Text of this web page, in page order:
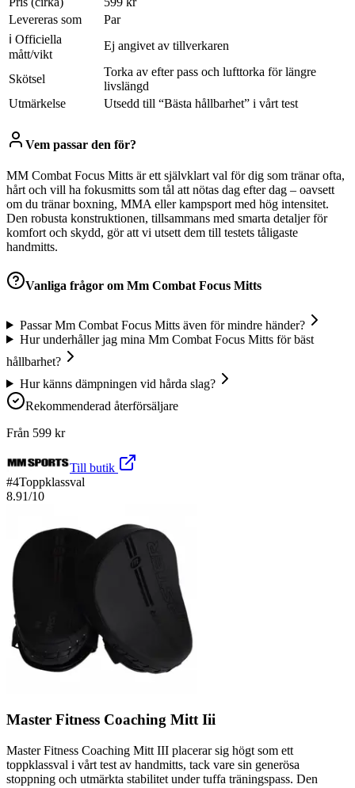
Levereras som
Par
ℹ Officiella
mått/vikt
Ej angivet av tillverkaren
Skötsel
Torka av efter pass och lufttorka för längre
livslängd
Utmärkelse
Utsedd till “Bästa hållbarhet” i vårt test
Vem passar den för?
MM Combat Focus Mitts är ett självklart val för dig som tränar ofta,
hårt och vill ha fokusmitts som tål att nötas dag efter dag – oavsett
om du tränar boxning, MMA eller kampsport med hög intensitet.
Den robusta konstruktionen, tillsammans med smarta detaljer för
komfort och skydd, gör att vi utsett dem till testets tåligaste
handmitts.
Vanliga frågor om Mm Combat Focus Mitts
Passar Mm Combat Focus Mitts även för mindre händer?
Hur underhåller jag mina Mm Combat Focus Mitts för bäst
hållbarhet?
Hur känns dämpningen vid hårda slag?
Rekommenderad återförsäljare
Från 599 kr
Till butik
#4Toppklassval
8.91/10
Master Fitness Coaching Mitt Iii
Master Fitness Coaching Mitt III placerar sig högt som ett
toppklassval i vårt test av handmitts, tack vare sin generösa
stoppning och utmärkta stabilitet under tuffa träningspass. Den